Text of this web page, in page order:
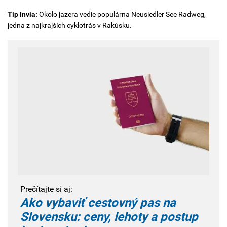
Tip Invia: Okolo jazera vedie populárna Neusiedler See Radweg,
jedna z najkrajších cyklotrás v Rakúsku.
Prečítajte si aj:
Ako vybaviť cestovný pas na
Slovensku: ceny, lehoty a postup